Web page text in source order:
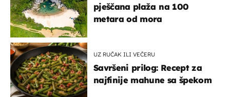
pješčana plaža na 100
metara od mora
UZ RUČAK ILI VEČERU
Savršeni prilog: Recept za
najfinije mahune sa špekom